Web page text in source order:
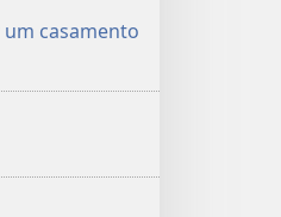
casamento